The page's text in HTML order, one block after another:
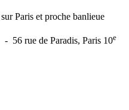
Paris et proche banlieue
56 rue de Paradis, Paris 10e